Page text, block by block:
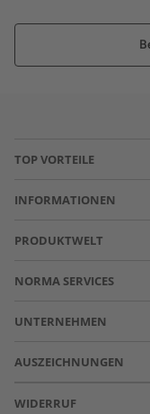
TOP VORTEILE
INFORMATIONEN
PRODUKTWELT
NORMA SERVICES
UNTERNEHMEN
AUSZEICHNUNGEN
WIDERRUF